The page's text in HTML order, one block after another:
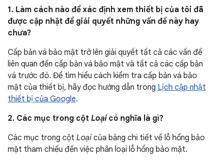
1. Làm cách nào để xác định xem thiết bị của tôi đã
được cập nhật để giải quyết những vấn đề này hay
chưa?
Cấp bản vá bảo mật trở lên giải quyết tất cả các vấn đề
liên quan đến cấp bản vá bảo mật và tất cả các cấp bản
vá trước đó. Để tìm hiểu cách kiểm tra cấp bản vá bảo
mật của thiết bị, hãy đọc hướng dẫn trong Lịch cập nhật
thiết bị của Google.
2. Các mục trong cột Loạicó nghĩa là gì?
Các mục trong cột Loại của bảng chi tiết về lỗ hổng bảo
mật tham chiếu đến việc phân loại lỗ hổng bảo mật.